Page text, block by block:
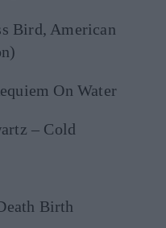
Bird, American
On Water
– Cold
Birth